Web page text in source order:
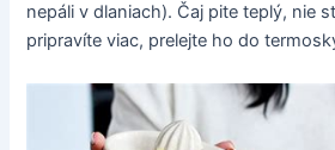
nepáli v dlaniach). Čaj pite teplý, nie
pripravíte viac, prelejte ho do